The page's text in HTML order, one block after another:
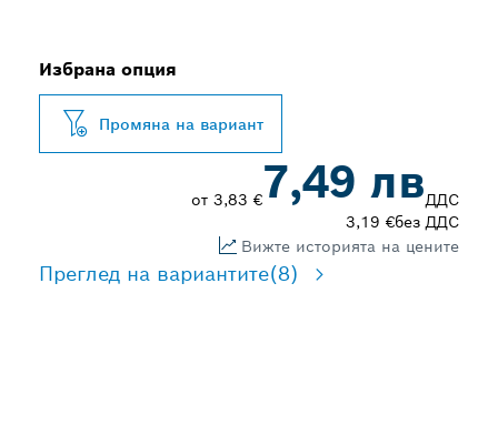
Избрана опция
Промяна на вариант
от 3,83 €7,49 лвДДС
3,19 €без ДДС
Вижте историята на цените
Преглед на вариантите(8)